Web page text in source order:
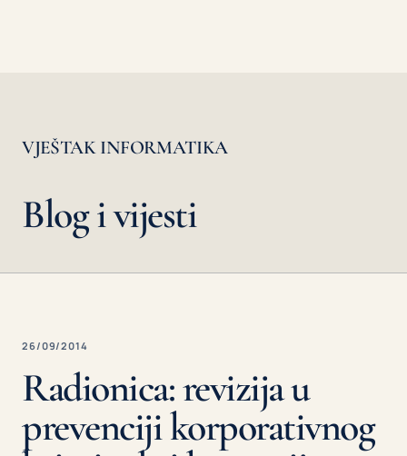
VJEŠTAK INFORMATIKA
Blog i vijesti
26/09/2014
Radionica: revizija u
prevenciji korporativnog